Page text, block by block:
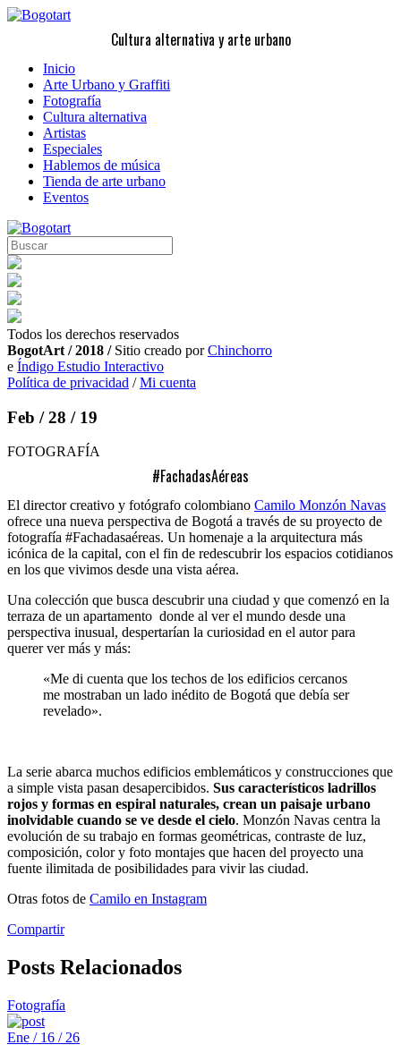
Cultura alternativa y arte urbano
Inicio
Arte Urbano y Graffiti
Fotografía
Cultura alternativa
Artistas
Especiales
Hablemos de música
Tienda de arte urbano
Eventos
Todos los derechos reservados
BogotArt / 2018 /Sitio creado porChinchorro
e Índigo Estudio Interactivo
Política de privacidad /Mi cuenta
Feb / 28 / 19
FOTOGRAFÍA
#FachadasAéreas
El director creativo y fotógrafo colombiano Camilo Monzón Navas
ofrece una nueva perspectiva de Bogotá a través de su proyecto de
fotografía #Fachadasaéreas. Un homenaje a la arquitectura más
icónica de la capital, con el fin de redescubrir los espacios cotidianos
en los que vivimos desde una vista aérea.
Una colección que busca descubrir una ciudad y que comenzó en la
terraza de un apartamento donde al ver el mundo desde una
perspectiva inusual, despertarían la curiosidad en el autor para
querer ver más y más:
«Me di cuenta que los techos de los edificios cercanos
me mostraban un lado inédito de Bogotá que debía ser
revelado».
La serie abarca muchos edificios emblemáticos y construcciones que
a simple vista pasan desapercibidos. Sus característicos ladrillos
rojos y formas en espiral naturales, crean un paisaje urbano
inolvidable cuando se ve desde el cielo. Monzón Navas centra la
evolución de su trabajo en formas geométricas, contraste de luz,
composición, color y foto montajes que hacen del proyecto una
fuente ilimitada de posibilidades para vivir las ciudad.
Otras fotos de Camilo en Instagram
Compartir
Posts Relacionados
Fotografía
Ene / 16 / 26